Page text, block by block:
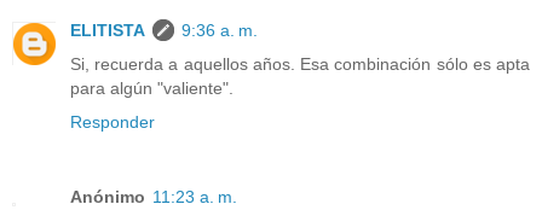
ELITISTA
9:36 a. m.
Si, recuerda a aquellos años. Esa combinación sólo es apta
para algún "valiente".
Responder
Anónimo 11:23 a. m.